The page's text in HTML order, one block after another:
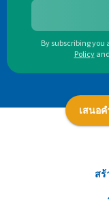
By subscribing you
Policy
เสนอ
สร้